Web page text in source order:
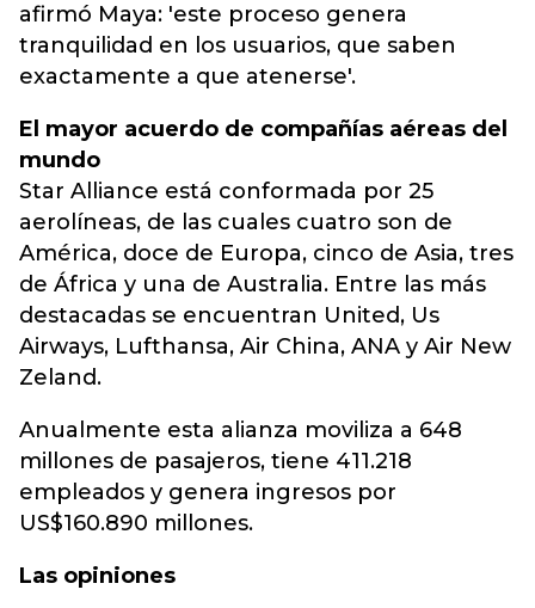
afirmó Maya: 'este proceso genera
tranquilidad en los usuarios, que saben
exactamente a que atenerse'.
El mayor acuerdo de compañías aéreas del
mundo
Star Alliance está conformada por 25
aerolíneas, de las cuales cuatro son de
América, doce de Europa, cinco de Asia, tres
de África y una de Australia. Entre las más
destacadas se encuentran United, Us
Airways, Lufthansa, Air China, ANA y Air New
Zeland.
Anualmente esta alianza moviliza a 648
millones de pasajeros, tiene 411.218
empleados y genera ingresos por
US$160.890 millones.
Las opiniones